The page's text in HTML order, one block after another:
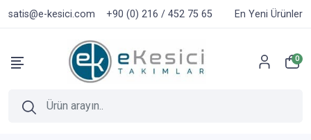
satis@e-kesici.com +90 (0) 216 / 452 75 65 En Yeni Ürünler
0